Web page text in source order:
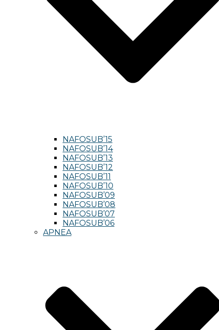
NAFOSUB’15
NAFOSUB’14
NAFOSUB’13
NAFOSUB’12
NAFOSUB’11
NAFOSUB’10
NAFOSUB’09
NAFOSUB’08
NAFOSUB’07
NAFOSUB’06
APNEA